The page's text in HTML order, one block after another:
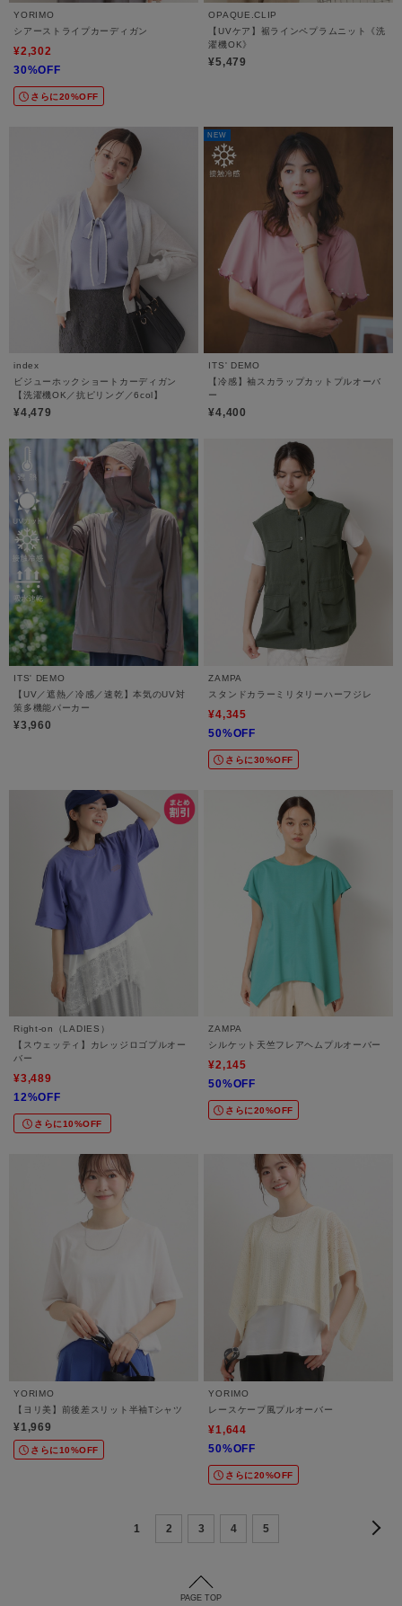
YORIMO
シアーストライプカーディガン
¥2,302
30%OFF
さらに20%OFF
OPAQUE.CLIP
【UVケア】裾ラインペプラムニット《洗
濯機OK》
¥5,479
index
ビジューホックショートカーディガン
【洗濯機OK／抗ピリング／6col】
¥4,479
NEW
ITS' DEMO
【冷感】袖スカラップカットプルオーバ
ー
¥4,400
ITS' DEMO
【UV／遮熱／冷感／速乾】本気のUV対
策多機能パーカー
¥3,960
ZAMPA
スタンドカラーミリタリーハーフジレ
¥4,345
50%OFF
さらに30%OFF
Right-on（LADIES）
【スウェッティ】カレッジロゴプルオー
バー
¥3,489
12%OFF
さらに10%OFF
ZAMPA
シルケット天竺フレアヘムプルオーバー
¥2,145
50%OFF
さらに20%OFF
YORIMO
【ヨリ美】前後差スリット半袖Tシャツ
¥1,969
さらに10%OFF
YORIMO
レースケープ風プルオーバー
¥1,644
50%OFF
さらに20%OFF
1 2 3 4 5
PAGE TOP